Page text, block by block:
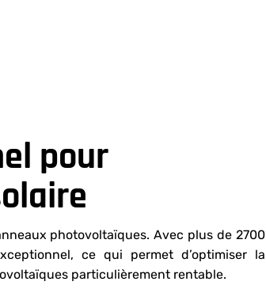
pour
photovoltaïques. Avec plus de 2700
ce qui permet d’optimiser la
particulièrement rentable.